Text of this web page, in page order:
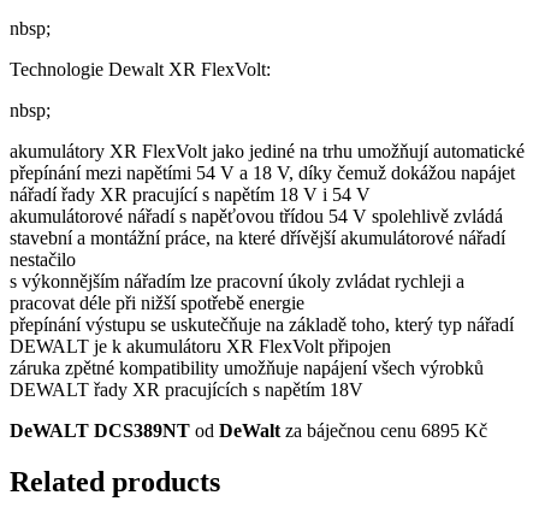
nbsp;
Technologie Dewalt XR FlexVolt:
nbsp;
akumulátory XR FlexVolt jako jediné na trhu umožňují automatické
přepínání mezi napětími 54 V a 18 V, díky čemuž dokážou napájet
nářadí řady XR pracující s napětím 18 V i 54 V
akumulátorové nářadí s napěťovou třídou 54 V spolehlivě zvládá
stavební a montážní práce, na které dřívější akumulátorové nářadí
nestačilo
s výkonnějším nářadím lze pracovní úkoly zvládat rychleji a
pracovat déle při nižší spotřebě energie
přepínání výstupu se uskutečňuje na základě toho, který typ nářadí
DEWALT je k akumulátoru XR FlexVolt připojen
záruka zpětné kompatibility umožňuje napájení všech výrobků
DEWALT řady XR pracujících s napětím 18V
DeWALT DCS389NT od DeWalt za báječnou cenu 6895 Kč
Related products